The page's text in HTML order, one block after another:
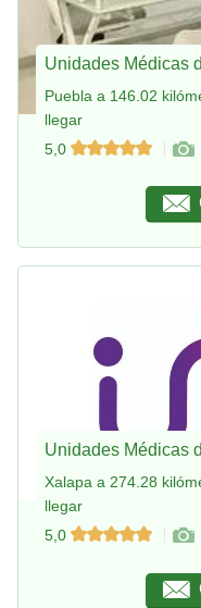
Unidades Médicas
Puebla a 146.02
llegar
5,0
Unidades Médicas
Xalapa a 274.28
llegar
5,0